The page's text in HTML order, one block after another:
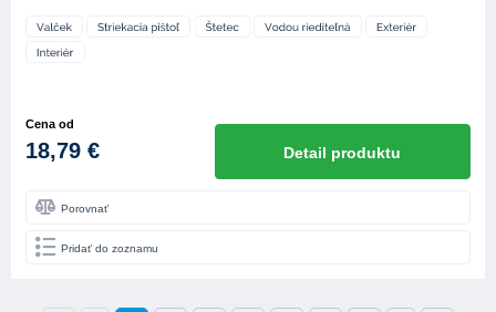
Cena od
18,79 € Detail produktu
Porovnať
Pridať do zoznamu